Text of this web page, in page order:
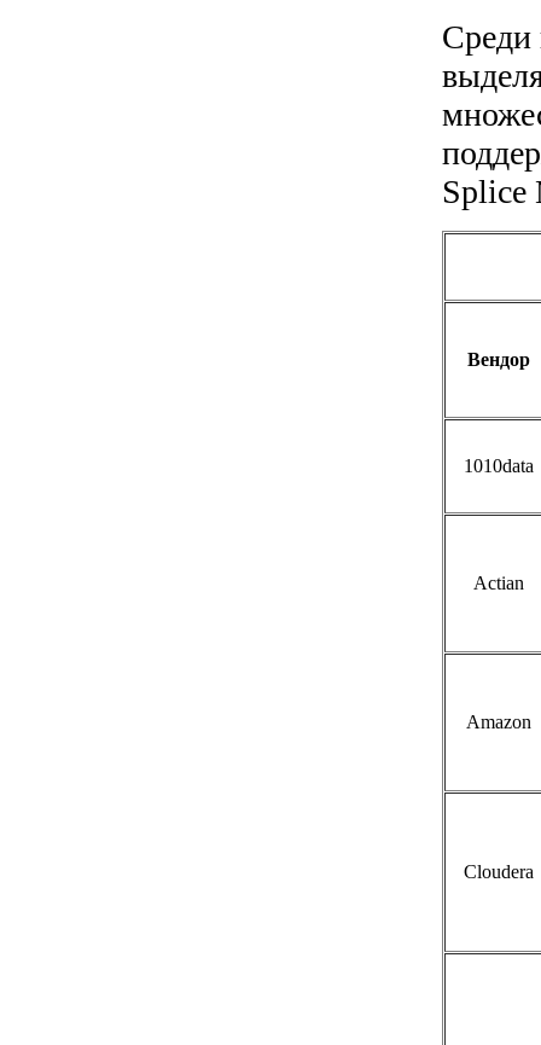
Среди
Splice
Вендор
1010data
Actian
Amazon
Cloudera